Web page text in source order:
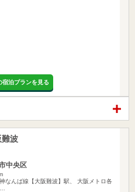
宿泊プランを見る
波
中央区
なんば線【大阪難波】駅、 大阪メトロ各